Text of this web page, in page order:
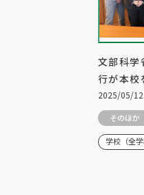
文部科学
行が本校
2025/05/12
そのほか
学校（全学